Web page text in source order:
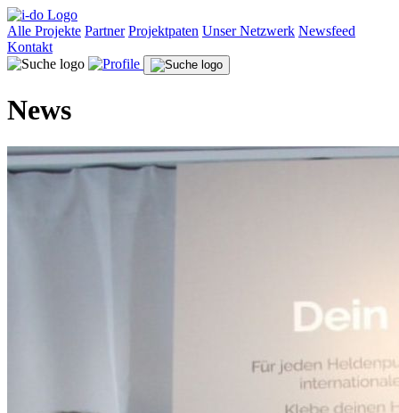
Alle Projekte Partner Projektpaten Unser Netzwerk Newsfeed
Kontakt
News